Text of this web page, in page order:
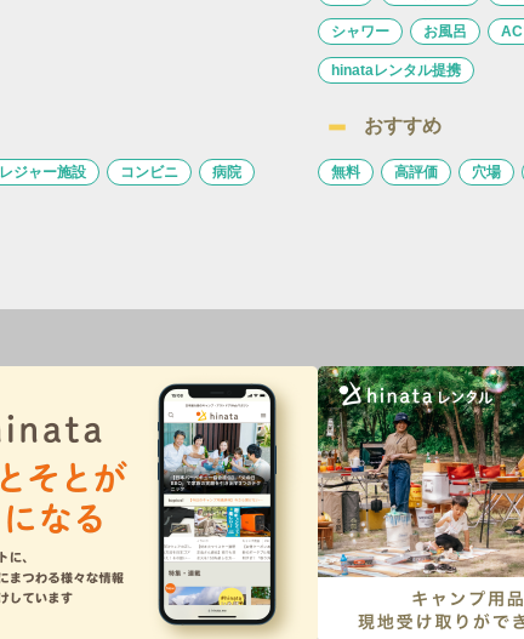
シャワー お風呂
hinataレンタル提携
レジャー施設 コンビニ 病院
おすすめ
無料 高評価 穴場